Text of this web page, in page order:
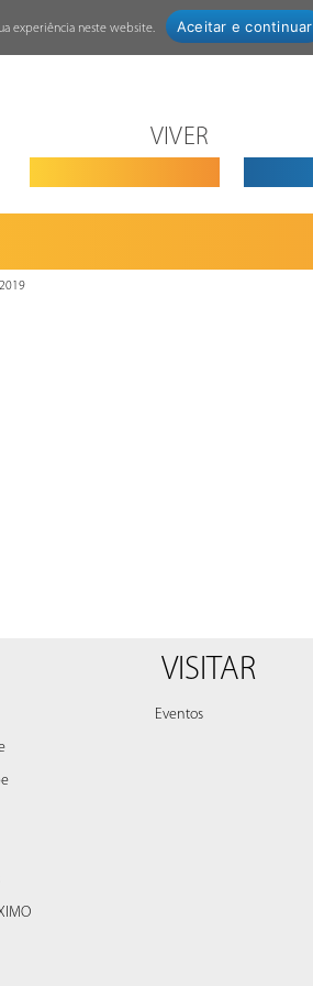
VIVER
VISITAR
Eventos
experiência neste website. Aceitar e continuar